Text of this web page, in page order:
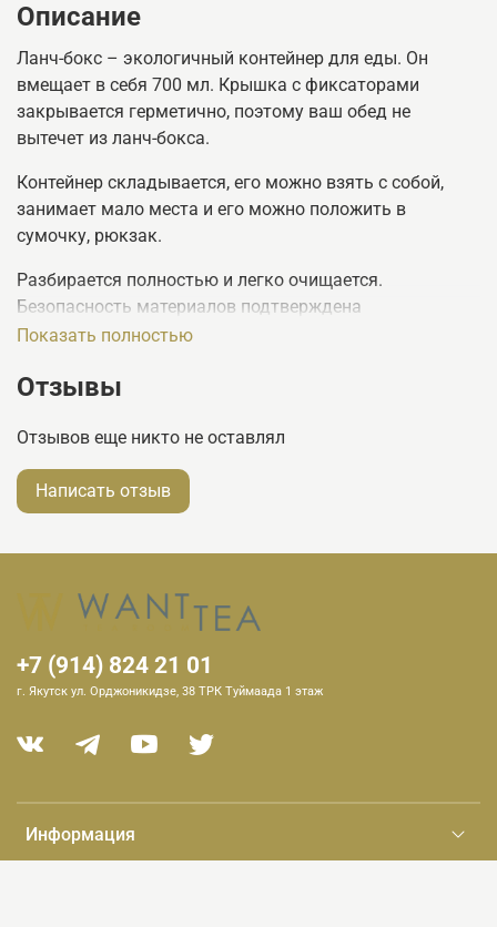
Описание
Ланч-бокс – экологичный контейнер для еды. Он
вмещает в себя 700 мл. Крышка с фиксаторами
закрывается герметично, поэтому ваш обед не
вытечет из ланч-бокса.
Контейнер складывается, его можно взять с собой,
занимает мало места и его можно положить в
сумочку, рюкзак.
Разбирается полностью и легко очищается.
Безопасность материалов подтверждена
сертификатами FDA и LFGB.
Подходит для использования в микроволновой печи.
открытом виде.
Показать полностью
Отзывы
Отзывов еще никто не оставлял
Написать отзыв
Информация
+7 (914) 824 21 01
г. Якутск ул. Орджоникидзе, 38 ТРК Туймаада 1 этаж